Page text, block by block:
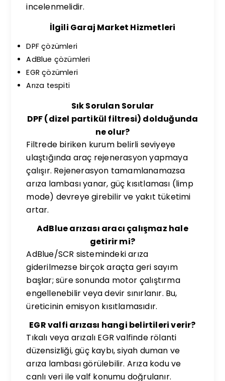
incelenmelidir.
İlgili Garaj Market Hizmetleri
DPF çözümleri
AdBlue çözümleri
EGR çözümleri
Arıza tespiti
Sık Sorulan Sorular
DPF (dizel partikül filtresi) dolduğunda
ne olur?
Filtrede biriken kurum belirli seviyeye
ulaştığında araç rejenerasyon yapmaya
çalışır. Rejenerasyon tamamlanamazsa
arıza lambası yanar, güç kısıtlaması (limp
mode) devreye girebilir ve yakıt tüketimi
artar.
AdBlue arızası aracı çalışmaz hale
getirir mi?
AdBlue/SCR sistemindeki arıza
giderilmezse birçok araçta geri sayım
başlar; süre sonunda motor çalıştırma
engellenebilir veya devir sınırlanır. Bu,
üreticinin emisyon kısıtlamasıdır.
EGR valfi arızası hangi belirtileri verir?
Tıkalı veya arızalı EGR valfinde rölanti
düzensizliği, güç kaybı, siyah duman ve
arıza lambası görülebilir. Arıza kodu ve
canlı veri ile valf konumu doğrulanır.